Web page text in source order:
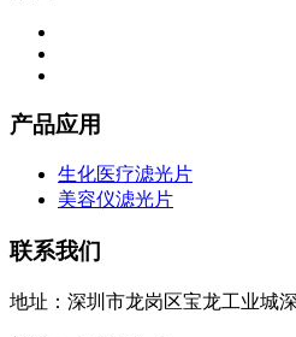
产品应用
生化医疗滤光片
美容仪滤光片
联系我们
地址：深圳市龙岗区宝龙工业城